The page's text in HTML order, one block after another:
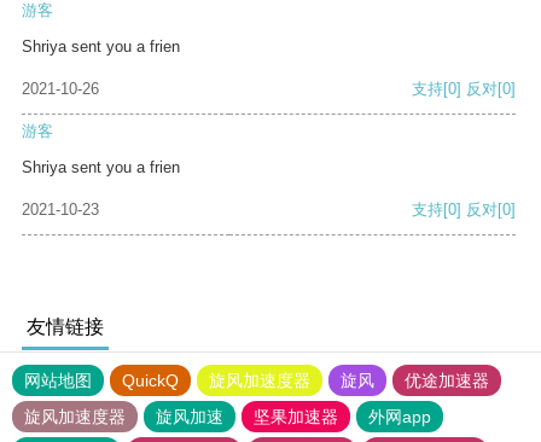
游客
Shriya sent you a frien
2021-10-26 支持[0] 反对[0]
游客
Shriya sent you a frien
2021-10-23 支持[0] 反对[0]
友情链接
网站地图 QuickQ 旋风加速度器 旋风
优途加速器
旋风加速度器
旋风加速 坚果加速器
外网app